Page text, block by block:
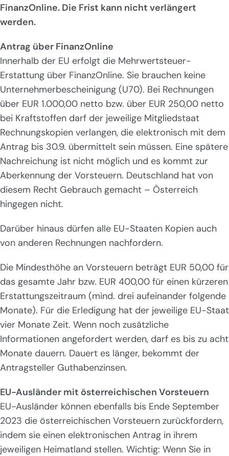
FinanzOnline. Die Frist kann nicht verlängert
werden.
Antrag über FinanzOnline
Innerhalb der EU erfolgt die Mehrwertsteuer-
Erstattung über FinanzOnline. Sie brauchen keine
Unternehmerbescheinigung (U70). Bei Rechnungen
über EUR 1.000,00 netto bzw. über EUR 250,00 netto
bei Kraftstoffen darf der jeweilige Mitgliedstaat
Rechnungskopien verlangen, die elektronisch mit dem
Antrag bis 30.9. übermittelt sein müssen. Eine spätere
Nachreichung ist nicht möglich und es kommt zur
Aberkennung der Vorsteuern. Deutschland hat von
diesem Recht Gebrauch gemacht – Österreich
hingegen nicht.
Darüber hinaus dürfen alle EU-Staaten Kopien auch
von anderen Rechnungen nachfordern.
Die Mindesthöhe an Vorsteuern beträgt EUR 50,00 für
das gesamte Jahr bzw. EUR 400,00 für einen kürzeren
Erstattungszeitraum (mind. drei aufeinander folgende
Monate). Für die Erledigung hat der jeweilige EU-Staat
vier Monate Zeit. Wenn noch zusätzliche
Informationen angefordert werden, darf es bis zu acht
Monate dauern. Dauert es länger, bekommt der
Antragsteller Guthabenzinsen.
EU-Ausländer mit österreichischen Vorsteuern
EU-Ausländer können ebenfalls bis Ende September
2023 die österreichischen Vorsteuern zurückfordern,
indem sie einen elektronischen Antrag in ihrem
jeweiligen Heimatland stellen. Wichtig: Wenn Sie in